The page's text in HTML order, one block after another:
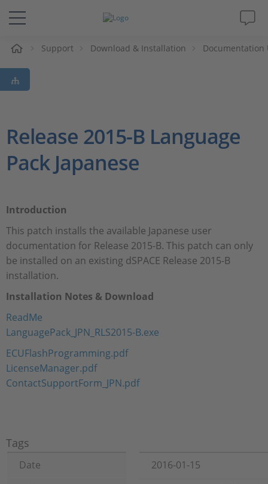
Lösungen & Produkte
Support
Magazin
Karriere
Support Download & Installation Documentation
Release 2015-B Language
Pack Japanese
Introduction
This patch installs the available Japanese user
documentation for Release 2015-B. This patch can only
be installed on an existing dSPACE Release 2015-B
installation.
Installation Notes & Download
ReadMe
LanguagePack_JPN_RLS2015-B.exe
ECUFlashProgramming.pdf
LicenseManager.pdf
ContactSupportForm_JPN.pdf
Tags
Date
2016-01-15